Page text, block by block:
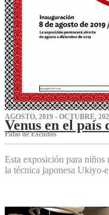
AGOSTO, 2019 - OCTUBRE,
Venus en el país
P‌atio de Escudos
Esta exposición para niños
la técnica japonesa